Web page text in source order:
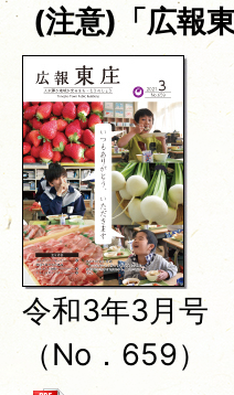
(注意)「広報
令和3年3月号
（No．659）